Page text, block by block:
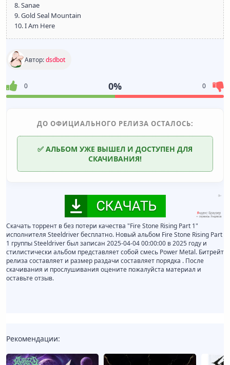
8. Sanae
9. Gold Seal Mountain
10. I Am Here
Автор:dsdbot
0 0% 0
ДО ОФИЦИАЛЬНОГО РЕЛИЗА ОСТАЛОСЬ:
✅ АЛЬБОМ УЖЕ ВЫШЕЛ И ДОСТУПЕН ДЛЯ
СКАЧИВАНИЯ!
Скачать торрент в без потери качества "Fire Stone Rising Part 1"
исполнителя Steeldriver бесплатно. Новый альбом Fire Stone Rising Part
1 группы Steeldriver был записан 2025-04-04 00:00:00 в 2025 году и
стилистически альбом представляет собой смесь Power Metal. Битрейт
релиза составляет и размер раздачи составляет порядка . После
скачивания и прослушивания оцените пожалуйста материал и
оставьте отзыв.
Рекомендации: